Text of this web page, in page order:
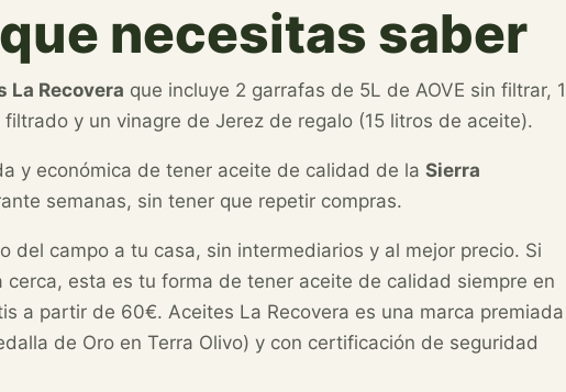
necesitas saber
La Recovera que incluye 2 garrafas de 5L de AOVE sin filtrar, 1
filtrado y un vinagre de Jerez de regalo (15 litros de aceite).
y económica de tener aceite de calidad de la Sierra
semanas, sin tener que repetir compras.
del campo a tu casa, sin intermediarios y al mejor precio. Si
cerca, esta es tu forma de tener aceite de calidad siempre en
a partir de 60€. Aceites La Recovera es una marca premiada
de Oro en Terra Olivo) y con certificación de seguridad